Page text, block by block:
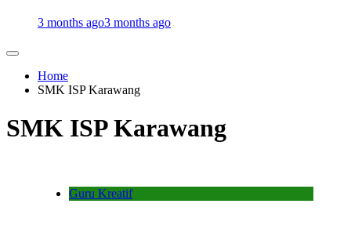
3 months ago3 months ago
Home
SMK ISP Karawang
SMK ISP Karawang
Guru Kreatif